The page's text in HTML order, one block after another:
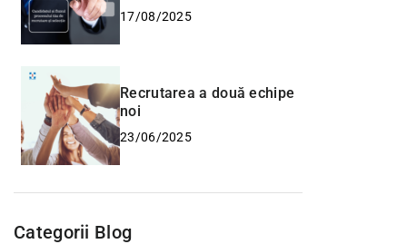
17/08/2025
Recrutarea a două echipe
noi
23/06/2025
Categorii Blog